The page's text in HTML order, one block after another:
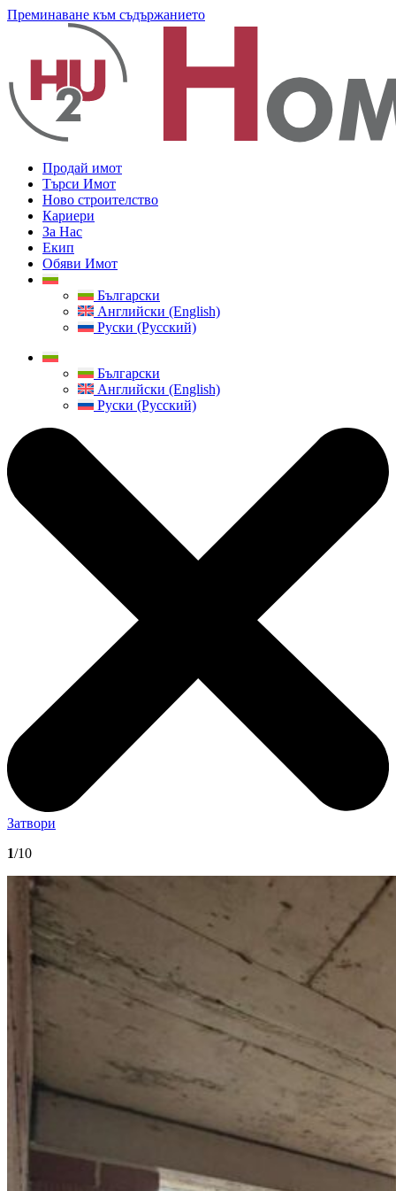
Преминаване към съдържанието
Продай имот
Търси Имот
Ново строителство
Кариери
За Нас
Екип
Обяви Имот
Български
Английски (English)
Руски (Русский)
Български
Английски (English)
Руски (Русский)
Затвори
1/10